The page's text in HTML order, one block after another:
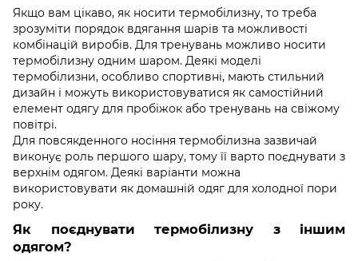
Якщо вам цікаво, як носити термобілизну, то треба
зрозуміти порядок вдягання шарів та можливості
комбінацій виробів. Для тренувань можливо носити
термобілизну одним шаром. Деякі моделі
термобілизни, особливо спортивні, мають стильний
дизайн і можуть використовуватися як самостійний
елемент одягу для пробіжок або тренувань на свіжому
повітрі.
Для повсякденного носіння термобілизна зазвичай
виконує роль першого шару, тому її варто поєднувати з
верхнім одягом. Деякі варіанти можна
використовувати як домашній одяг для холодної пори
року.
Як поєднувати термобілизну з іншим
одягом?